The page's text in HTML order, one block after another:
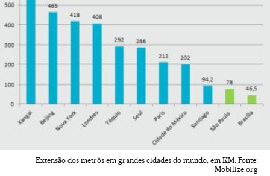
Extensão dos metrôs em grandes cidades do mundo, em KM. Fonte:
Mobilize.org